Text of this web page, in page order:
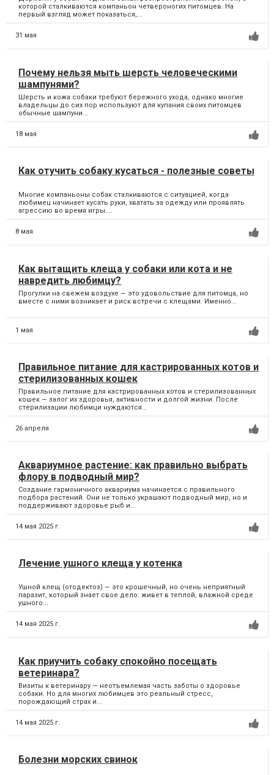
которой сталкиваются компаньон четвероногих питомцев. На
первый взгляд может показаться,...
31 мая
Почему нельзя мыть шерсть человеческими
шампунями?
Шерсть и кожа собаки требуют бережного ухода, однако многие
владельцы до сих пор используют для купания своих питомцев
обычные шампуни...
18 мая
Как отучить собаку кусаться - полезные советы
Многие компаньоны собак сталкиваются с ситуацией, когда
любимец начинает кусать руки, хватать за одежду или проявлять
агрессию во время игры....
8 мая
Как вытащить клеща у собаки или кота и не
навредить любимцу?
Прогулки на свежем воздухе — это удовольствие для питомца, но
вместе с ними возникает и риск встречи с клещами. Именно...
1 мая
Правильное питание для кастрированных котов и
стерилизованных кошек
Правильное питание для кастрированных котов и стерилизованных
кошек — залог их здоровья, активности и долгой жизни. После
стерилизации любимци нуждаются...
26 апреля
Аквариумное растение: как правильно выбрать
флору в подводный мир?
Создание гармоничного аквариума начинается с правильного
подбора растений. Они не только украшают подводный мир, но и
поддерживают здоровье рыб и...
14 мая 2025 г.
Лечение ушного клеща у котенка
Ушной клещ (отодектоз) — это крошечный, но очень неприятный
паразит, который знает свое дело: живет в теплой, влажной среде
ушного...
14 мая 2025 г.
Как приучить собаку спокойно посещать
ветеринара?
Визиты к ветеринару — неотъемлемая часть заботы о здоровье
собаки. Но для многих любимцев это реальный стресс,
порождающий страх и...
14 мая 2025 г.
Болезни морских свинок